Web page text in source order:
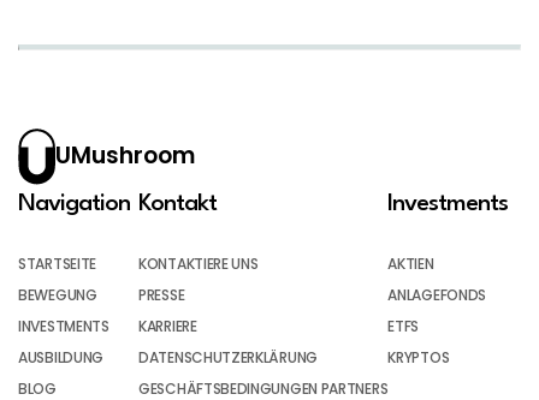
UMushroom
Navigation
STARTSEITE
BEWEGUNG
INVESTMENTS
AUSBILDUNG
BLOG
Kontakt
KONTAKTIERE UNS
PRESSE
KARRIERE
DATENSCHUTZERKLÄRUNG
GESCHÄFTSBEDINGUNGEN PARTNERS
Investments
AKTIEN
ANLAGEFONDS
ETFS
KRYPTOS